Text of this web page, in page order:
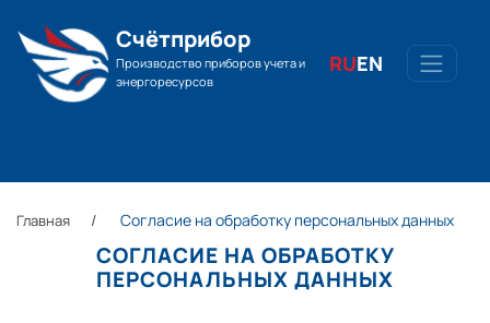
Счётприбор
Производство приборов учета и
энергоресурсов
RUEN
Главная Согласие на обработку персональных данных
СОГЛАСИЕ НА ОБРАБОТКУ
ПЕРСОНАЛЬНЫХ ДАННЫХ